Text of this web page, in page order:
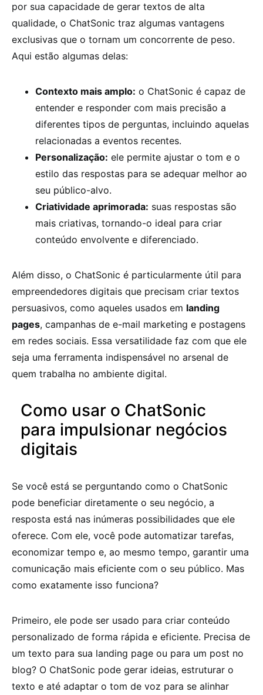
por sua capacidade de gerar textos de alta
qualidade, o ChatSonic traz algumas vantagens
exclusivas que o tornam um concorrente de peso.
Aqui estão algumas delas:
Contexto mais amplo: o ChatSonic é capaz de
entender e responder com mais precisão a
diferentes tipos de perguntas, incluindo aquelas
relacionadas a eventos recentes.
Personalização: ele permite ajustar o tom e o
estilo das respostas para se adequar melhor ao
seu público-alvo.
Criatividade aprimorada: suas respostas são
mais criativas, tornando-o ideal para criar
conteúdo envolvente e diferenciado.
Além disso, o ChatSonic é particularmente útil para
empreendedores digitais que precisam criar textos
persuasivos, como aqueles usados em landing
pages, campanhas de e-mail marketing e postagens
em redes sociais. Essa versatilidade faz com que ele
seja uma ferramenta indispensável no arsenal de
quem trabalha no ambiente digital.
Como usar o ChatSonic
para impulsionar negócios
digitais
Se você está se perguntando como o ChatSonic
pode beneficiar diretamente o seu negócio, a
resposta está nas inúmeras possibilidades que ele
oferece. Com ele, você pode automatizar tarefas,
economizar tempo e, ao mesmo tempo, garantir uma
comunicação mais eficiente com o seu público. Mas
como exatamente isso funciona?
Primeiro, ele pode ser usado para criar conteúdo
personalizado de forma rápida e eficiente. Precisa de
um texto para sua landing page ou para um post no
blog? O ChatSonic pode gerar ideias, estruturar o
texto e até adaptar o tom de voz para se alinhar